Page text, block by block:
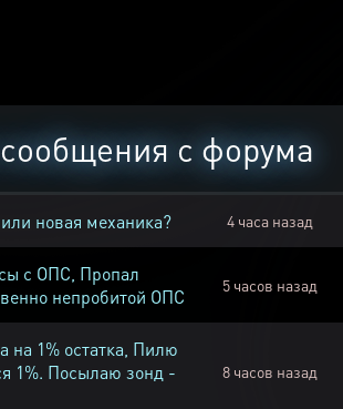
с форума
новая механика? 4 часа назад
с ОПС, Пропал
непробитой ОПС
5 часов назад
на 1% остатка, Пилю
1%. Посылаю зонд -
8 часов назад